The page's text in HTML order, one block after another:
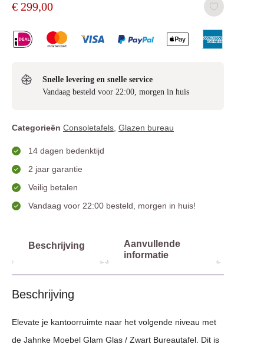
€ 299,00
Snelle levering en snelle service
Vandaag besteld voor 22:00, morgen in huis
Categorieën Consoletafels, Glazen bureau
14 dagen bedenktijd
2 jaar garantie
Veilig betalen
Vandaag voor 22:00 besteld, morgen in huis!
Beschrijving
Aanvullende
informatie
Beschrijving
Elevate je kantoorruimte naar het volgende niveau met
de Jahnke Moebel Glam Glas / Zwart Bureautafel. Dit is